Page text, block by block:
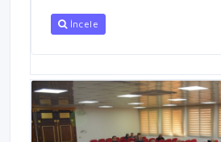
İncele